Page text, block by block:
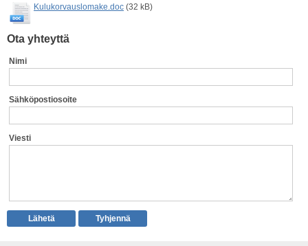
Kulukorvauslomake.doc (32 kB)
Ota yhteyttä
Nimi
Sähköpostiosoite
Viesti